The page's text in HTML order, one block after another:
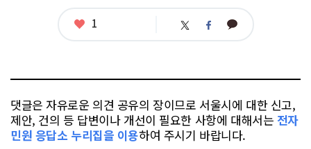
좋1 트 페 카
댓글은 자유로운 의견 공유의 장이므로 서울시에 대한 신고,
제안, 건의 등 답변이나 개선이 필요한 사항에 대해서는 전자
민원 응답소 누리집을 이용하여 주시기 바랍니다.